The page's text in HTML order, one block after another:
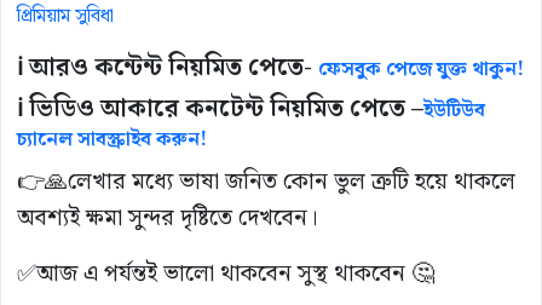
প্রিমিয়াম সুবিধা
ℹ️ আরও কন্টেন্ট নিয়মিত পেতে- ফেসবুক পেজে যুক্ত থাকুন!
ℹ️ ভিডিও আকারে কনটেন্ট নিয়মিত পেতে –ইউটিউব
চ্যানেল সাবস্ক্রাইব করুন!
👉🙏লেখার মধ্যে ভাষা জনিত কোন ভুল ত্রুটি হয়ে থাকলে
অবশ্যই ক্ষমা সুন্দর দৃষ্টিতে দেখবেন।
✅আজ এ পর্যন্তই ভালো থাকবেন সুস্থ থাকবেন 🤔